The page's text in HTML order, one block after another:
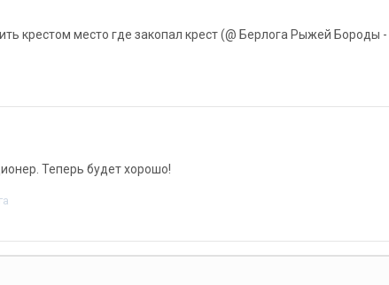
крестом место где закопал крест (@ Берлога Рыжей Бороды -
Теперь будет хорошо!